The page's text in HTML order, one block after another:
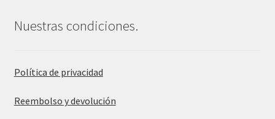
Nuestras condiciones.
Política de privacidad
Reembolso y devolución